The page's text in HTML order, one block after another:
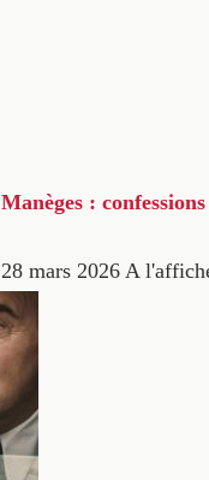
Manèges : confessions
28 mars 2026 A